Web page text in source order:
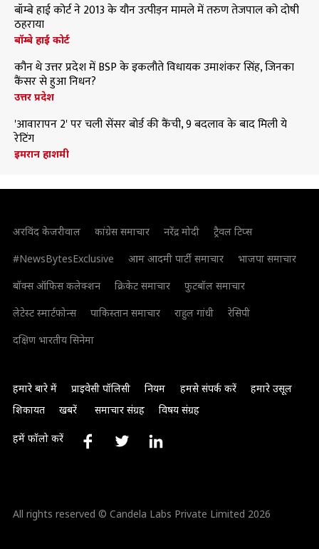
बॉम्बे हाई कोर्ट ने 2013 के यौन उत्पीड़न मामले में तरुण तेजपाल को दोषी
ठहराया
बॉम्बे हाई कोर्ट
कौन थे उत्तर प्रदेश में BSP के इकलौते विधायक उमाशंकर सिंह, जिनका
कैंसर से हुआ निधन?
उत्तर प्रदेश
'आवारापन 2' पर चली सेंसर बोर्ड की कैंची, 9 बदलाव के बाद मिली ये
रेटिंग
इमरान हाशमी
अरविंद केजरीवाल कांग्रेस समाचार नरेंद्र मोदी
ट्रैवल टिप्स
#NewsBytesExclusive
आम आदमी पार्टी समाचार
भाजपा समाचार
बॉक्स ऑफिस कलेक्शन
क्रिकेट समाचार
फुटबॉल समाचार
लेटेस्ट स्मार्टफोन्स
पाकिस्तान समाचार राहुल गांधी
रेसिपी
दक्षिण भारतीय सिनेमा
हमारे बारे में प्राइवेसी पॉलिसी नियम हमसे संपर्क करें
हमारे उसूल
शिकायत
खबरें समाचार संग्रह विषय संग्रह
हमें फॉलो करें
All rights reserved © Candela Labs Private Limited 2026